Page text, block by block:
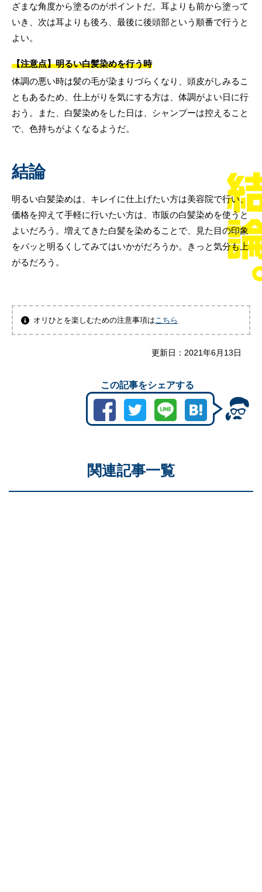
ざまな角度から塗るのがポイントだ。耳よりも前から塗って
いき、次は耳よりも後ろ、最後に後頭部という順番で行うと
よい。
【注意点】明るい白髪染めを行う時
体調の悪い時は髪の毛が染まりづらくなり、頭皮がしみるこ
ともあるため、仕上がりを気にする方は、体調がよい日に行
おう。また、白髪染めをした日は、シャンプーは控えること
で、色持ちがよくなるようだ。
結論
明るい白髪染めは、キレイに仕上げたい方は美容院で行い、
価格を抑えて手軽に行いたい方は、市販の白髪染めを使うと
よいだろう。増えてきた白髪を染めることで、見た目の印象
をパッと明るくしてみてはいかがだろうか。きっと気分も上
がるだろう。
オリひとを楽しむための注意事項は こちら
更新日： 2021年6月13日
この記事をシェアする
関連記事一覧